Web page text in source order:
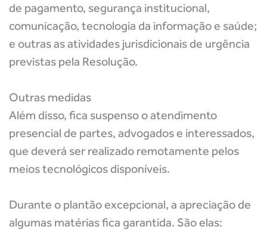
de pagamento, segurança institucional,
comunicação, tecnologia da informação e saúde;
e outras as atividades jurisdicionais de urgência
previstas pela Resolução.
Outras medidas
Além disso, fica suspenso o atendimento
presencial de partes, advogados e interessados,
que deverá ser realizado remotamente pelos
meios tecnológicos disponíveis.
Durante o plantão excepcional, a apreciação de
algumas matérias fica garantida. São elas: